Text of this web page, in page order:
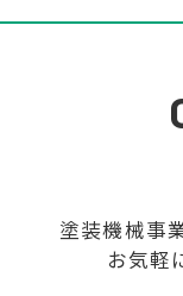
塗装機械事
お気軽